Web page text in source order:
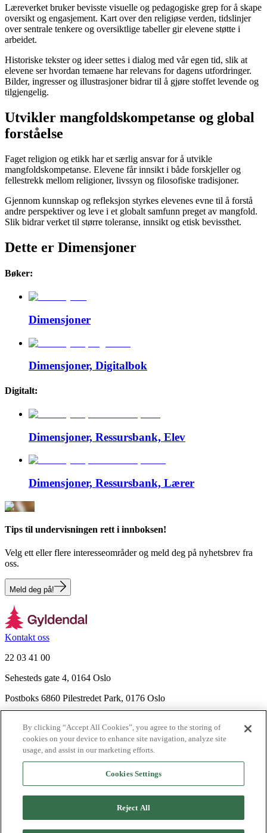
Læreverket bruker bevisste visuelle og pedagogiske grep for å skape
oversikt og engasjement. Kart over den religiøse verden, tidslinjer
over sentrale tenkere og oversiktlige tabeller gir elevene støtte i
arbeidet.
Historiske tekster og ideer settes i dialog med vår egen tid, slik at
elevene ser hvordan temaene har relevans for dagens utfordringer.
Bilder, ingresser og illustrasjoner bidrar til å gjøre stoffet levende og
tilgjengelig.
Utvikler mangfoldskompetanse og global
forståelse
Faget religion og etikk har et særlig ansvar for å utvikle
mangfoldskompetanse. Elevene får innsikt i både forskjeller og
fellestrekk mellom religioner, livssyn og filosofiske tradisjoner.
Gjennom kunnskap og refleksjon styrkes elevenes evne til å forstå
andre perspektiver og leve i et globalt samfunn preget av mangfold.
Slik bidrar verket til større toleranse, innsikt og etisk bevissthet.
Dette er Dimensjoner
Bøker:
Dimensjoner
Dimensjoner, Digitalbok
Digitalt:
Dimensjoner, Ressursbank, Elev
Dimensjoner, Ressursbank, Lærer
Tips til undervisningen rett i innboksen!
Velg ett eller flere interesseområder og meld deg på nyhetsbrev fra
oss.
Meld deg på!
Kontakt oss
22 03 41 00
Sehesteds gate 4, 0164 Oslo
Postboks 6860 Pilestredet Park, 0176 Oslo
Nyhetsbrev
Ledige stillinger
Send inn manus
Agency
By clicking “Accept All Cookies”, you agree to the storing of
cookies on your device to enhance site navigation, analyze site
usage, and assist in our marketing efforts.
Cookies Settings
Reject All